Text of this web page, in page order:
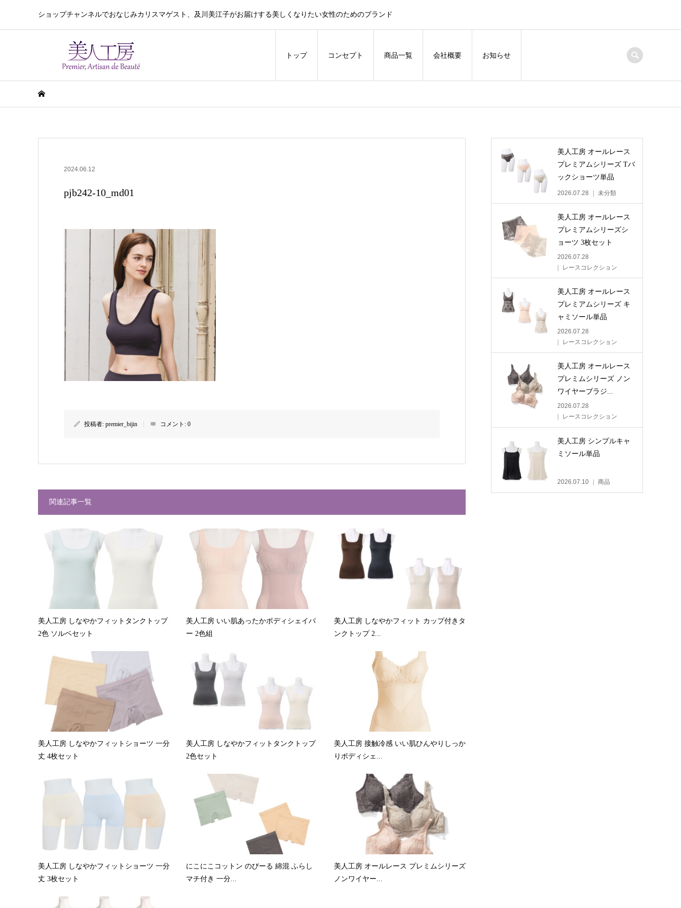
ショップチャンネルでおなじみカリスマゲスト、及川美江子がお届けする美しくなりたい女性のためのブランド
トップ コンセプト 商品一覧 会社概要 お知らせ
2024.06.12
pjb242-10_md01
投稿者: premier_bijin コメント: 0
関連記事一覧
美人工房 しなやかフィットタンクトップ
2色 ソルベセット
美人工房 いい肌あったかボディシェイパ
ー 2色組
美人工房 しなやかフィット カップ付きタ
ンクトップ 2...
美人工房 しなやかフィットショーツ 一分
丈 4枚セット
美人工房 しなやかフィットタンクトップ
2色セット
美人工房 接触冷感 いい肌ひんやりしっか
りボディシェ...
美人工房 しなやかフィットショーツ 一分
丈 3枚セット
にこにこコットン のびーる 綿混 ふらし
マチ付き 一分...
美人工房 オールレース プレミムシリーズ
ノンワイヤー...
美人工房 オールレース
プレミアムシリーズ Tバ
ックショーツ単品
2026.07.28 未分類
美人工房 オールレース
プレミアムシリーズシ
ョーツ 3枚セット
2026.07.28
レースコレクション
美人工房 オールレース
プレミアムシリーズ キ
ャミソール単品
2026.07.28
レースコレクション
美人工房 オールレース
プレミムシリーズ ノン
ワイヤーブラジ...
2026.07.28
レースコレクション
美人工房 シンプルキャ
ミソール単品
2026.07.10 商品